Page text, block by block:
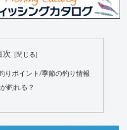
次
りポイント/季節の釣り情報
釣れる？